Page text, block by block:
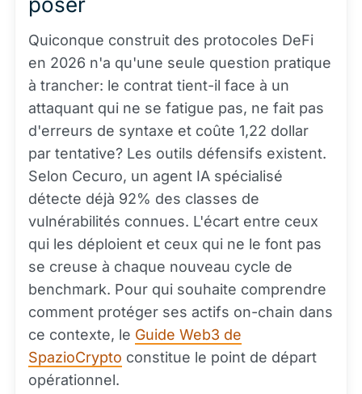
Quiconque construit des protocoles DeFi
en 2026 n'a qu'une seule question pratique
à trancher: le contrat tient-il face à un
attaquant qui ne se fatigue pas, ne fait pas
d'erreurs de syntaxe et coûte 1,22 dollar
par tentative? Les outils défensifs existent.
Selon Cecuro, un agent IA spécialisé
détecte déjà 92% des classes de
vulnérabilités connues. L'écart entre ceux
qui les déploient et ceux qui ne le font pas
se creuse à chaque nouveau cycle de
benchmark. Pour qui souhaite comprendre
comment protéger ses actifs on-chain dans
ce contexte, le Guide Web3 de
SpazioCrypto constitue le point de départ
opérationnel.